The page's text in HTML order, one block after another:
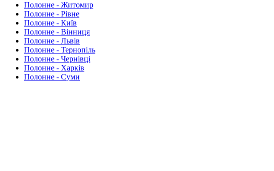
Полонне - Житомир
Полонне - Рівне
Полонне - Київ
Полонне - Вінниця
Полонне - Львів
Полонне - Тернопіль
Полонне - Чернівці
Полонне - Харків
Полонне - Суми